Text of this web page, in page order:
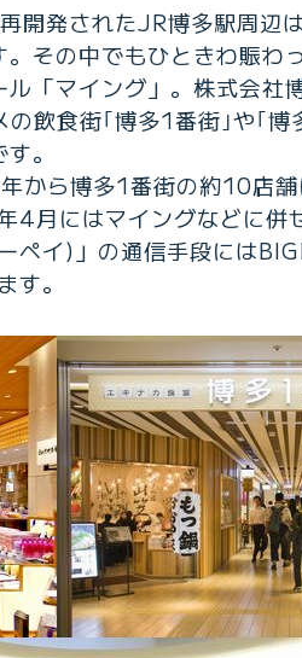
開発されたJR博多駅周辺
その中でもひときわ賑わ
「マイング」。株式会社
飲食街｢博多1番街｣や｢
。
から博多1番街の約10店
4月にはマイングなどに併
イ)」の通信手段には
。